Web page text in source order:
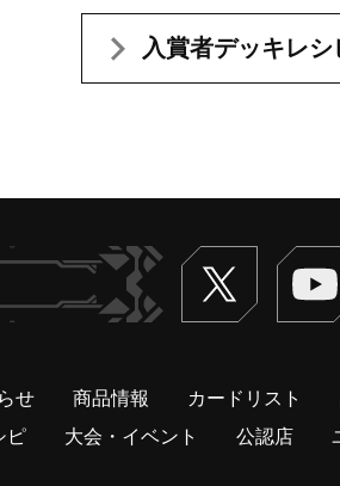
入賞者デッキレシ
Twitter
せ 商品情報 カードリスト
ピ
大会・イベント 公認店